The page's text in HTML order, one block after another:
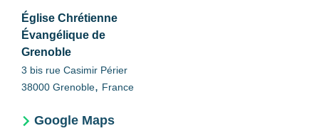
Église Chrétienne
Évangélique de
Grenoble
3 bis rue Casimir Périer
38000 Grenoble, France
Google Maps